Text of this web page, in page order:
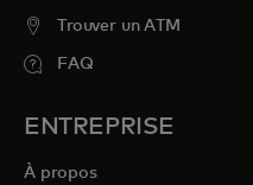
Trouver un ATM
FAQ
ENTREPRISE
À propos